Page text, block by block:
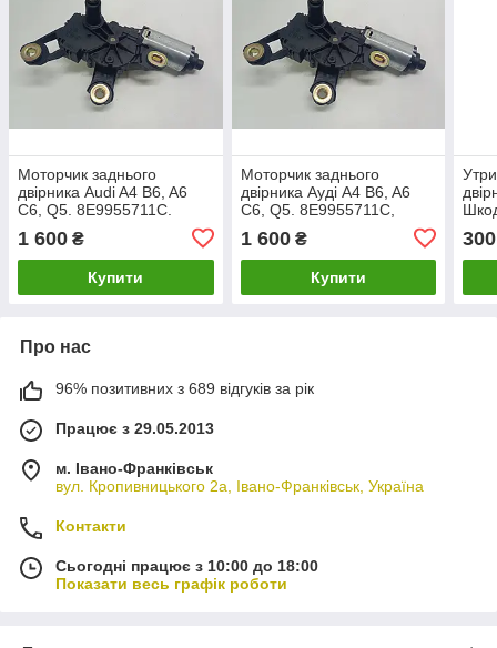
Моторчик заднього
двірника Audi A4 B6, A6
C6, Q5. 8E9955711C.
1 600 ₴
Купити
Моторчик заднього
двірника Ауді A4 B6, A6
C6, Q5. 8E9955711C,
1 600₴
Купити
300
Про нас
96% позитивних з 689 відгуків за рік
Працює з 29.05.2013
м. Івано-Франківськ
вул. Кропивницького 2а, Івано-Франківськ, Україна
Контакти
Сьогодні працює з 10:00 до 18:00
Показати весь графік роботи